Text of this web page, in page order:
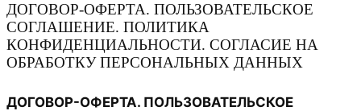
ДОГОВОР-ОФЕРТА. ПОЛЬЗОВАТЕЛЬСКОЕ
СОГЛАШЕНИЕ. ПОЛИТИКА
КОНФИДЕНЦИАЛЬНОСТИ. СОГЛАСИЕ НА
ОБРАБОТКУ ПЕРСОНАЛЬНЫХ ДАННЫХ
ДОГОВОР-ОФЕРТА. ПОЛЬЗОВАТЕЛЬСКОЕ